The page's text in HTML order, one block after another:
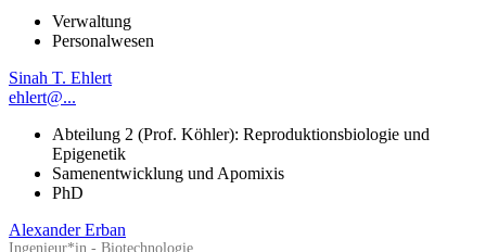
Verwaltung
Personalwesen
Sinah T. Ehlert
ehlert@...
Abteilung 2 (Prof. Köhler): Reproduktionsbiologie und
Epigenetik
Samenentwicklung und Apomixis
PhD
Alexander Erban
Ingenieur*in - Biotechnologie